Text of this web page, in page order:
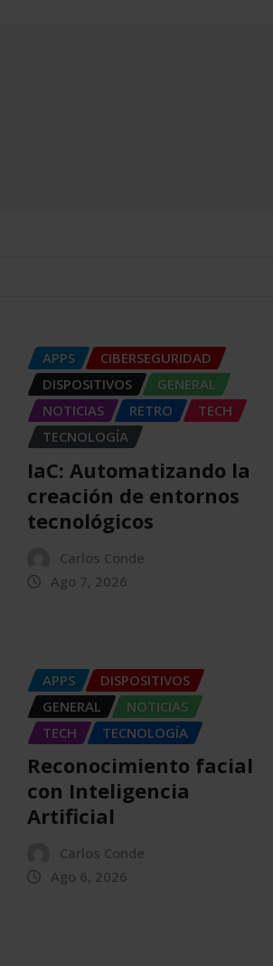
APPS
CIBERSEGURIDAD
DISPOSITIVOS
GENERAL
NOTICIAS
RETRO
TECH
TECNOLOGÍA
IaC: Automatizando la
creación de entornos
tecnológicos
Carlos Conde
Ago 7, 2026
APPS
DISPOSITIVOS
GENERAL
NOTICIAS
TECH
TECNOLOGÍA
Reconocimiento facial
con Inteligencia
Artificial
Carlos Conde
Ago 6, 2026